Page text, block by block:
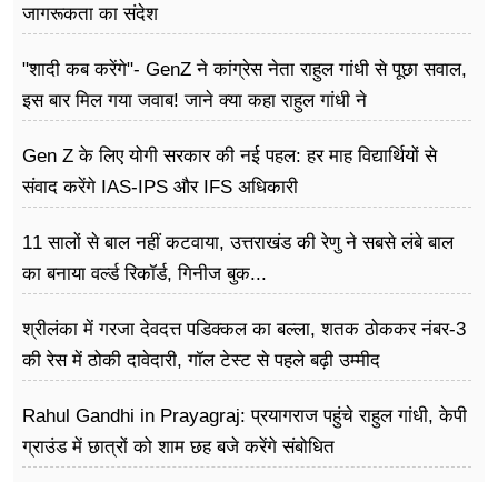
शिक्षा
अन्य खबरें
जागरूकता का संदेश
"शादी कब करेंगे"- GenZ ने कांग्रेस नेता राहुल गांधी से पूछा सवाल,
इस बार मिल गया जवाब! जाने क्या कहा राहुल गांधी ने
Gen Z के लिए योगी सरकार की नई पहल: हर माह विद्यार्थियों से
संवाद करेंगे IAS-IPS और IFS अधिकारी
11 सालों से बाल नहीं कटवाया, उत्तराखंड की रेणु ने सबसे लंबे बाल
का बनाया वर्ल्ड रिकॉर्ड, गिनीज बुक...
श्रीलंका में गरजा देवदत्त पडिक्कल का बल्ला, शतक ठोककर नंबर-3
की रेस में ठोकी दावेदारी, गॉल टेस्ट से पहले बढ़ी उम्मीद
Rahul Gandhi in Prayagraj: प्रयागराज पहुंचे राहुल गांधी, केपी
ग्राउंड में छात्रों को शाम छह बजे करेंगे संबोधित